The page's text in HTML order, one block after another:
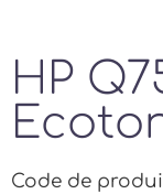
HP
Code de